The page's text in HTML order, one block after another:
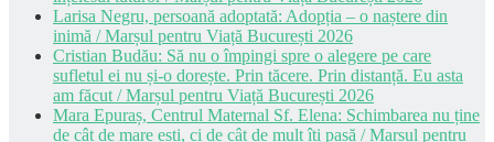
Larisa Negru, persoană adoptată: Adopția – o naștere din
inimă / Marșul pentru Viață București 2026
Cristian Budău: Să nu o împingi spre o alegere pe care
sufletul ei nu și-o dorește. Prin tăcere. Prin distanță. Eu asta
am făcut / Marșul pentru Viață București 2026
Mara Epuraș, Centrul Maternal Sf. Elena: Schimbarea nu ține
de cât de mare ești, ci de cât de mult îți pasă / Marșul pentru